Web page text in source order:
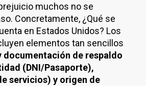
muchos no se
Concretamente, ¿Qué se
en Estados Unidos? Los
elementos tan sencillos
documentación de respaldo
(DNI/Pasaporte),
servicios) y origen de